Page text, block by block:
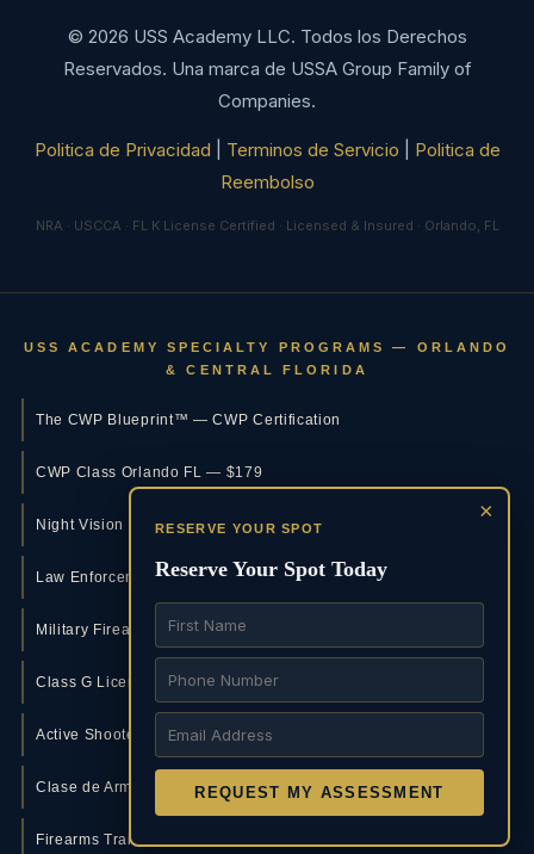
© 2026 USS Academy LLC. Todos los Derechos
Reservados. Una marca de USSA Group Family of
Companies.
Politica de Privacidad Terminos de Servicio
Politica de
Reembolso
NRA · USCCA · FL K License Certified · Licensed & Insured · Orlando, FL
×
RESERVE YOUR SPOT
Reserve Your Spot Today
REQUEST MY ASSESSMENT
USS ACADEMY SPECIALTY PROGRAMS — ORLANDO
& CENTRAL FLORIDA
The CWP Blueprint™ — CWP Certification
CWP Class Orlando FL — $179
Night Vision Training Orlando
Law Enforcement Firearms Training
Military Firearms Training Orlando
Class G License Orlando
Active Shooter Training Orlando
Clase de Armas en Español
Firearms Training Central Florida